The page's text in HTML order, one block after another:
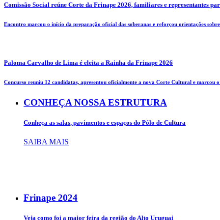
Comissão Social reúne Corte da Frinape 2026, familiares e representantes
Encontro marcou o início da preparação oficial das soberanas e reforçou orientações
Paloma Carvalho de Lima é eleita a Rainha da Frinape 2026
Concurso reuniu 12 candidatas, apresentou oficialmente a nova Corte Cultural e marcou
CONHEÇA NOSSA ESTRUTURA
Conheça as salas, pavimentos e espaços do Pólo de Cultura
SAIBA MAIS
Frinape 2024
Veja como foi a maior feira da região do Alto Uruguai